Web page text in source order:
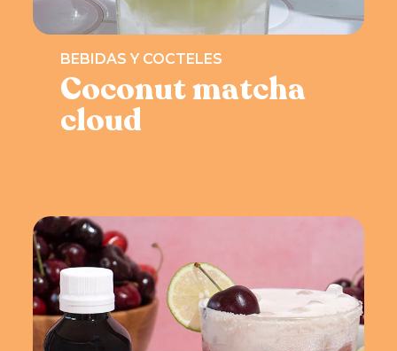
BEBIDAS Y COCTELES
Coconut matcha
cloud